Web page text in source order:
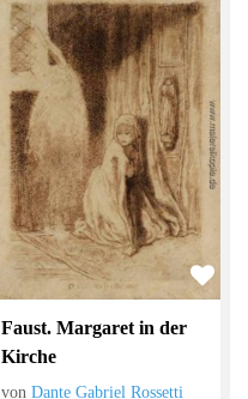
Faust. Margaret in der
Kirche
vonDante Gabriel Rossetti